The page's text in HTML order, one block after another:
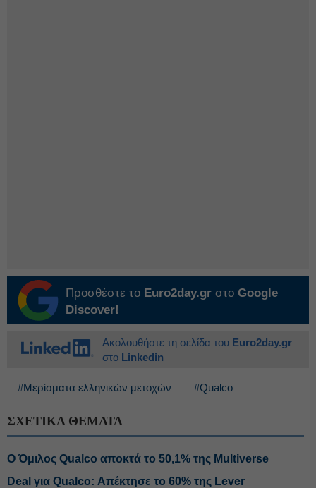
Προσθέστε το Euro2day.gr στο Google
Discover!
Ακολουθήστε τη σελίδα του Euro2day.gr
στο Linkedin
#Μερίσματα ελληνικών μετοχών #Qualco
ΣΧΕΤΙΚΑ ΘΕΜΑΤΑ
Ο Όμιλος Qualco αποκτά το 50,1% της Multiverse
Deal για Qualco: Απέκτησε το 60% της Lever